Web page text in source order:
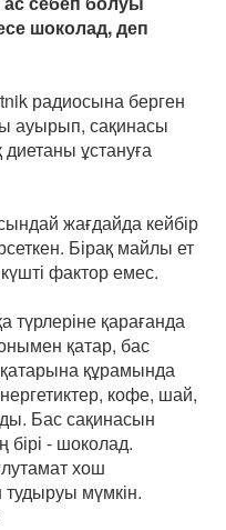
шоколад, деп
радиосына берген
ауырып, сақинасы
ұстануға
жағдайда кейбір
Бірақ майлы ет
фактор емес.
түрлеріне қарағанда
қатар, бас
құрамында
кофе, шай,
Бас сақинасын
- шоколад.
хош
тудыруы мүмкін.